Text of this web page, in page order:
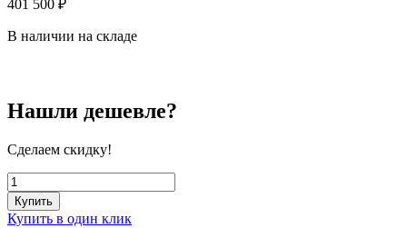
401 500 ₽
В наличии на складе
Нашли дешевле?
Сделаем скидку!
Купить
Купить в один клик